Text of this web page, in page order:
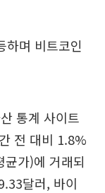
하며 비트코인
통계 사이트
전 대비 1.8%
가)에 거래되
달러, 바이